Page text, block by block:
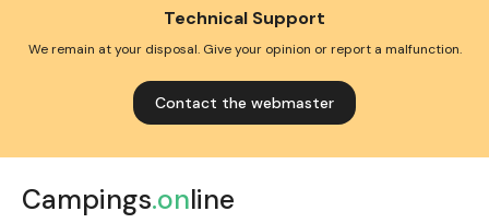
Technical Support
We remain at your disposal. Give your opinion or report a malfunction.
Contact the webmaster
Campings.online